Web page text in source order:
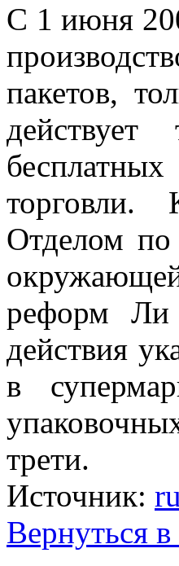
С 1 июня
пакетов,
торговли.
Отделом
реформ Ли
действия
в
трети.
Источник:
Вернуться